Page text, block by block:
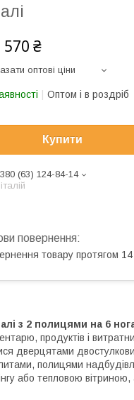
570 ₴
оптові ціни
Оптом і в роздріб
Купити
(63) 124-84-14
товару протягом 14
з 2 полицями на 6
продуктів і
дверцятами
полицями
або тепловою